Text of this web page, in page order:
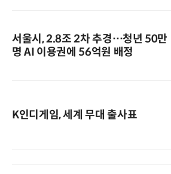
서울시, 2.8조 2차 추경…청년 50만
명 AI 이용권에 56억원 배정
K인디게임, 세계 무대 출사표